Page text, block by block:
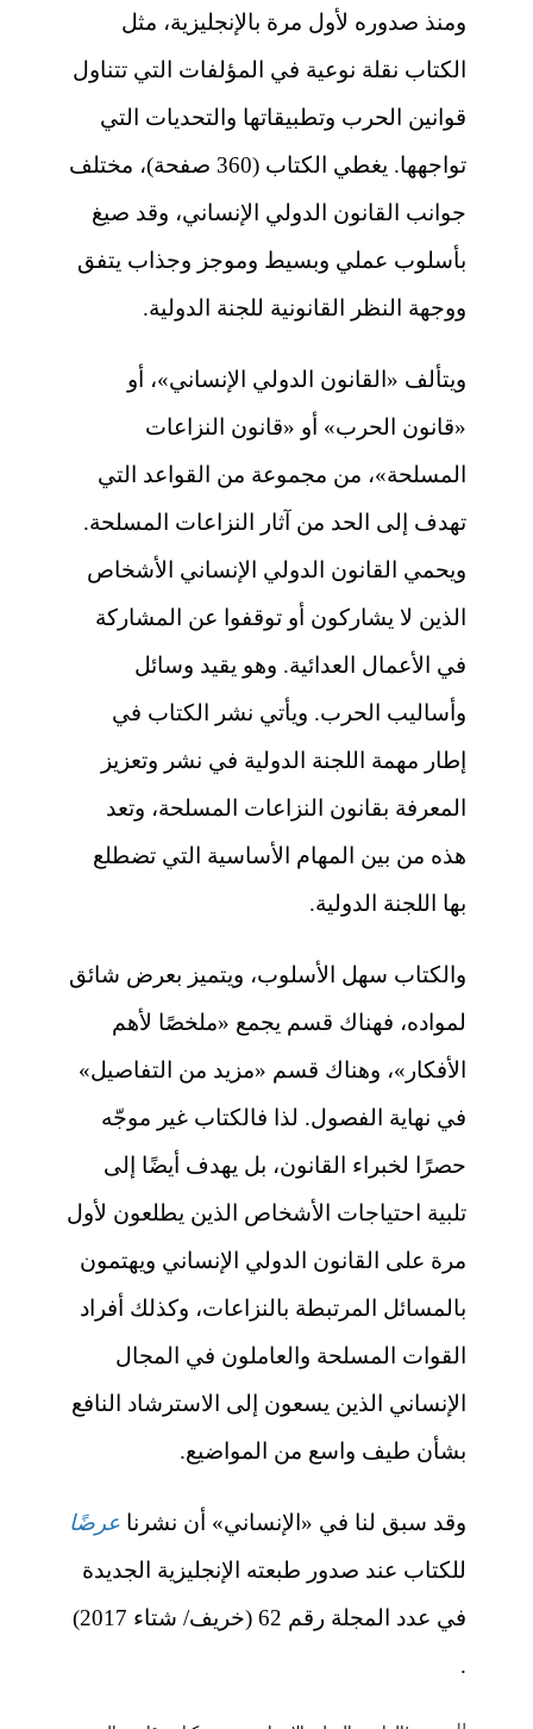
ومنذ صدوره لأول مرة بالإنجليزية، مثل
الكتاب نقلة نوعية في المؤلفات التي تتناول
قوانين الحرب وتطبيقاتها والتحديات التي
تواجهها. يغطي الكتاب (360 صفحة)، مختلف
جوانب القانون الدولي الإنساني، وقد صيغ
بأسلوب عملي وبسيط وموجز وجذاب يتفق
ووجهة النظر القانونية للجنة الدولية.
ويتألف «القانون الدولي الإنساني»، أو
«قانون الحرب» أو «قانون النزاعات
المسلحة»، من مجموعة من القواعد التي
تهدف إلى الحد من آثار النزاعات المسلحة.
ويحمي القانون الدولي الإنساني الأشخاص
الذين لا يشاركون أو توقفوا عن المشاركة
في الأعمال العدائية. وهو يقيد وسائل
وأساليب الحرب. ويأتي نشر الكتاب في
إطار مهمة اللجنة الدولية في نشر وتعزيز
المعرفة بقانون النزاعات المسلحة، وتعد
هذه من بين المهام الأساسية التي تضطلع
بها اللجنة الدولية.
والكتاب سهل الأسلوب، ويتميز بعرض شائق
لمواده، فهناك قسم يجمع «ملخصًا لأهم
الأفكار»، وهناك قسم «مزيد من التفاصيل»
في نهاية الفصول. لذا فالكتاب غير موجّه
حصرًا لخبراء القانون، بل يهدف أيضًا إلى
تلبية احتياجات الأشخاص الذين يطلعون لأول
مرة على القانون الدولي الإنساني ويهتمون
بالمسائل المرتبطة بالنزاعات، وكذلك أفراد
القوات المسلحة والعاملون في المجال
الإنساني الذين يسعون إلى الاسترشاد النافع
بشأن طيف واسع من المواضيع.
وقد سبق لنا في «الإنساني» أن نشرنا عرضًا
للكتاب عند صدور طبعته الإنجليزية الجديدة
في عدد المجلة رقم 62 (خريف/ شتاء 2017)
.